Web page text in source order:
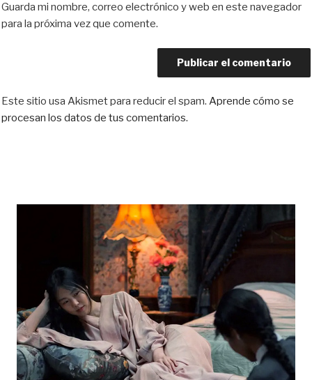
Guarda mi nombre, correo electrónico y web en este navegador
para la próxima vez que comente.
Este sitio usa Akismet para reducir el spam. Aprende cómo se
procesan los datos de tus comentarios.